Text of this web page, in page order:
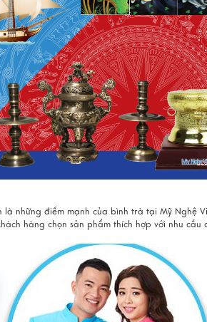
những điểm mạnh của bình trà tại Mỹ Nghệ
hàng chọn sản phẩm thích hợp với nhu